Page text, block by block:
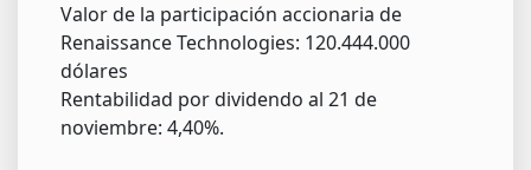
Valor de la participación accionaria de
Renaissance Technologies: 120.444.000
dólares
Rentabilidad por dividendo al 21 de
noviembre: 4,40%.